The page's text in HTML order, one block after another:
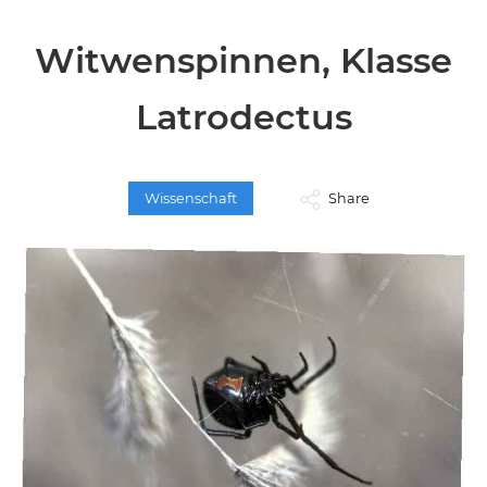
Witwenspinnen, Klasse
Latrodectus
Wissenschaft Share